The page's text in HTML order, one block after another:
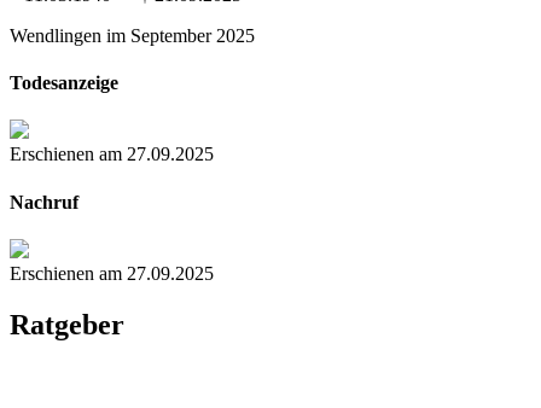
Wendlingen im September 2025
Todesanzeige
Erschienen am 27.09.2025
Nachruf
Erschienen am 27.09.2025
Ratgeber